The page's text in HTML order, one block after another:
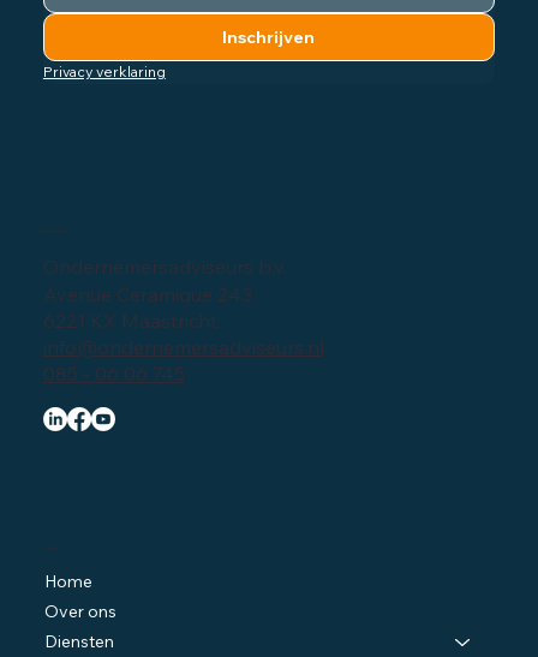
Bedrijfsgegevens
Ondernemersadviseurs b.v.
Avenue Ceramique 243
6221 KX Maastricht
info@ondernemersadviseurs.nl
085 - 06 06 745
Navigatie
Home
Over ons
Diensten
Inschrijven
Privacy verklaring